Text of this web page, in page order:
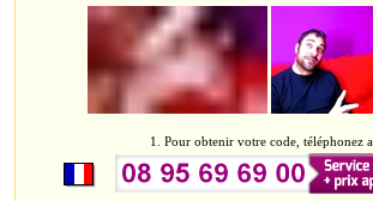
1. Pour obtenir votre code, téléphonez